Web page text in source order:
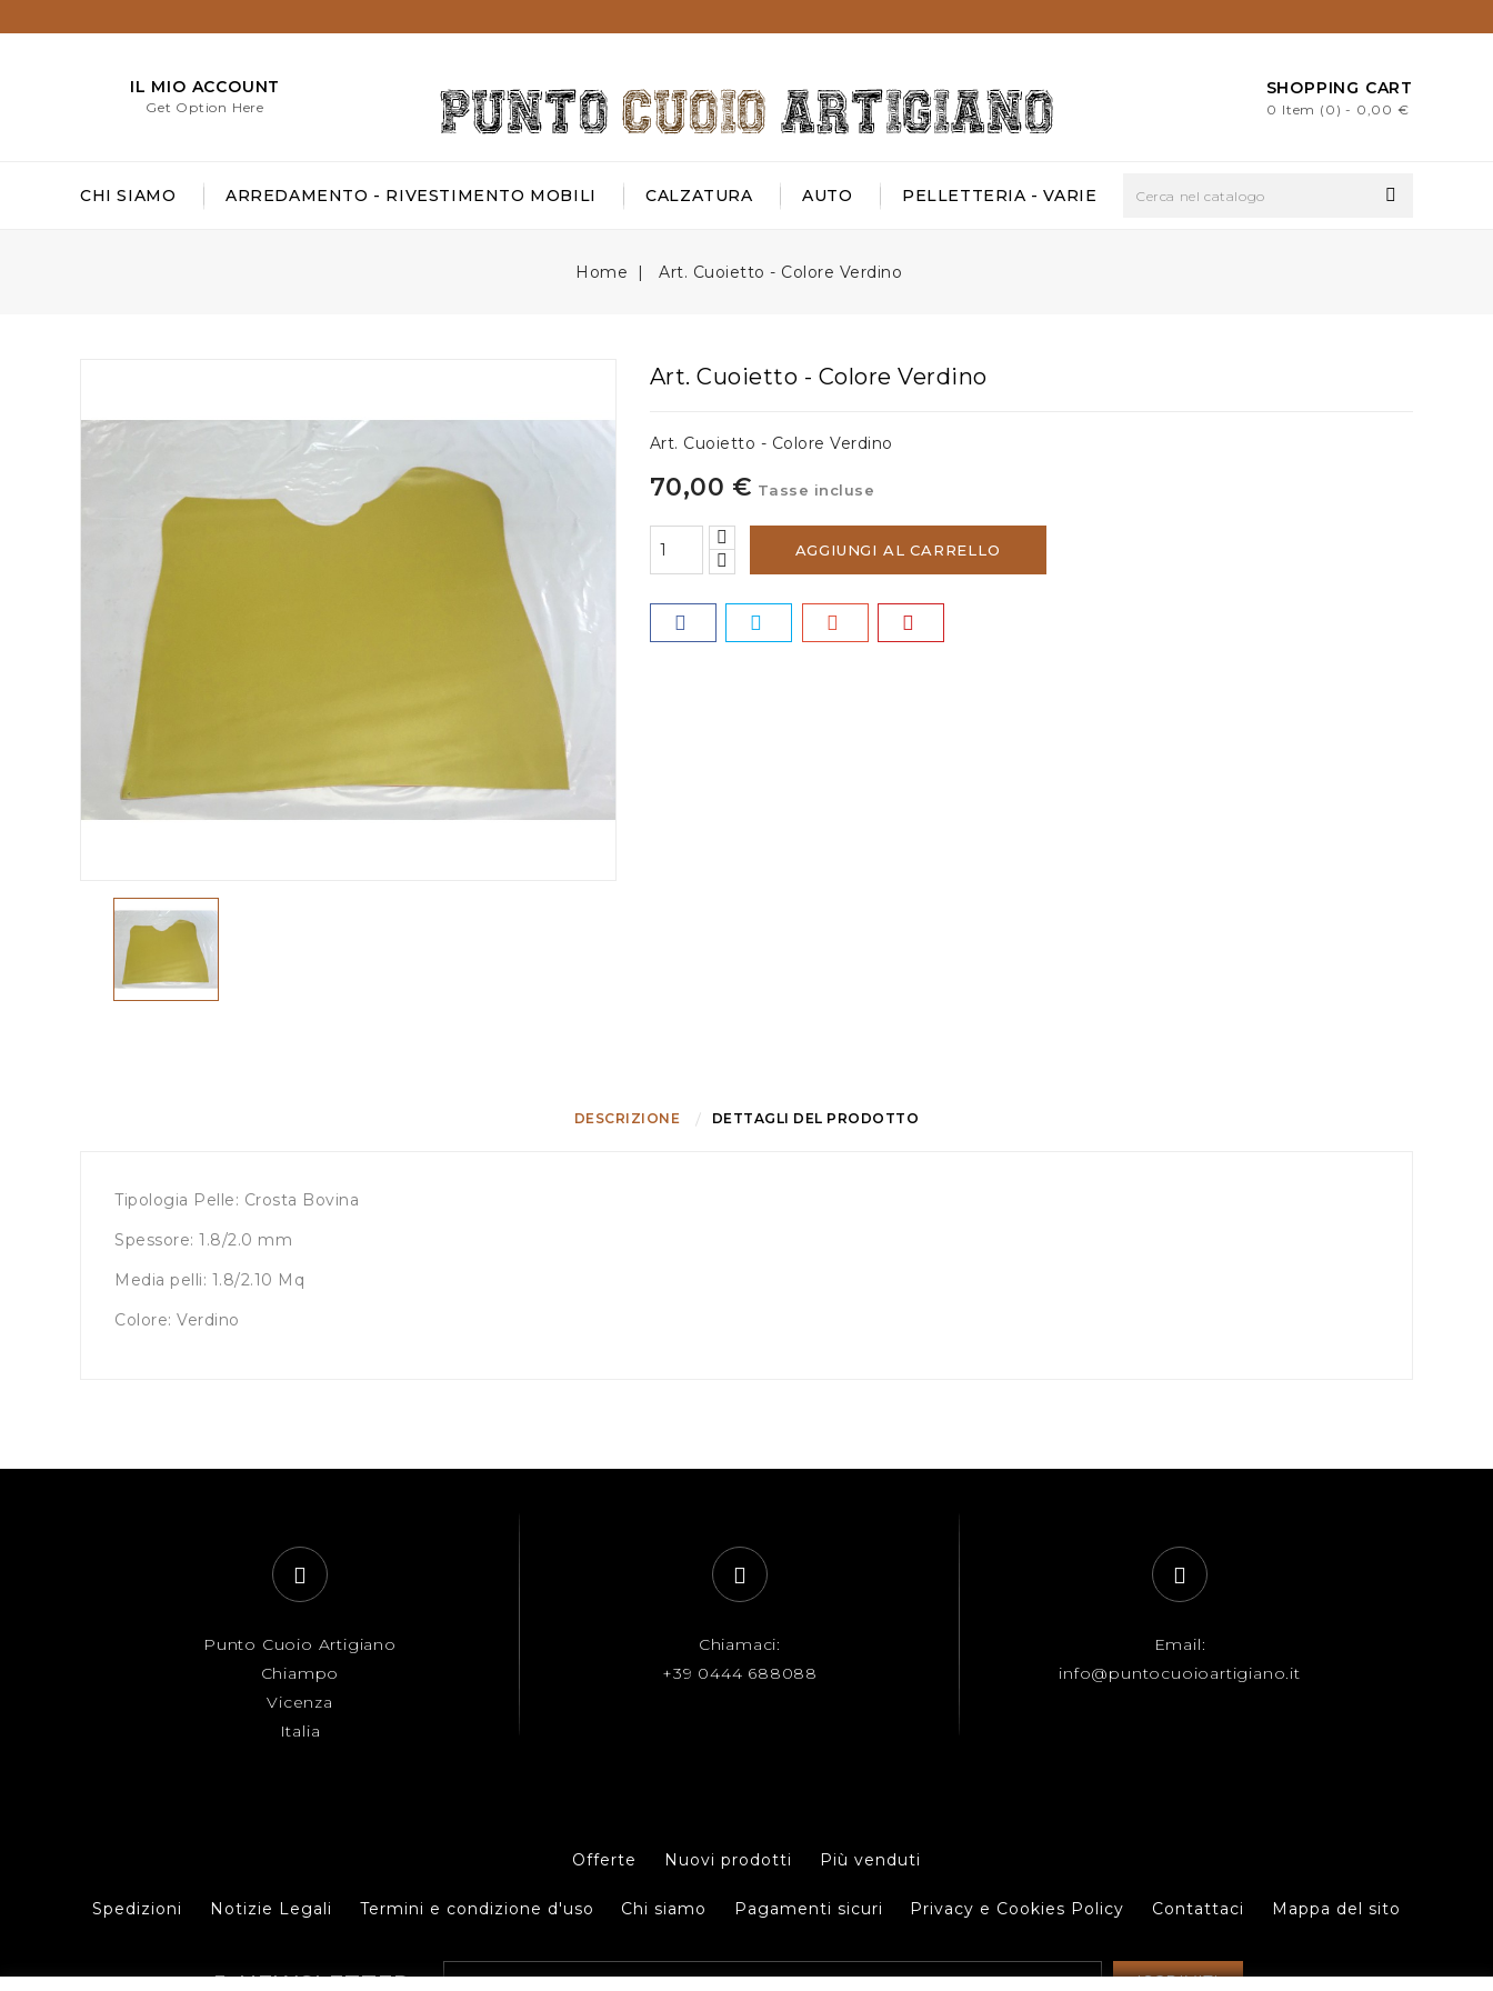
SHOPPING CART
0 Item (0) - 0,00 €
IL MIO ACCOUNT
Get Option Here
CHI SIAMO ARREDAMENTO - RIVESTIMENTO MOBILI CALZATURA AUTO PELLETTERIA - VARIE
Home Art. Cuoietto - Colore Verdino
Art. Cuoietto - Colore Verdino
Art. Cuoietto - Colore Verdino
70,00 € Tasse incluse
AGGIUNGI AL CARRELLO
DESCRIZIONE DETTAGLI DEL PRODOTTO
Tipologia Pelle: Crosta Bovina
Spessore: 1.8/2.0 mm
Media pelli: 1.8/2.10 Mq
Colore: Verdino
Punto Cuoio Artigiano
Chiampo
Vicenza
Italia
Chiamaci:
+39 0444 688088
Email:
info@puntocuoioartigiano.it
Offerte Nuovi prodotti Più venduti
Spedizioni Notizie Legali Termini e condizione d'uso Chi siamo Pagamenti sicuri Privacy e Cookies Policy Contattaci Mappa del sito
NEWSLETTER